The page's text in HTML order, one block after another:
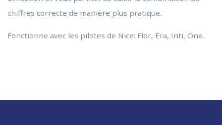
chiffres correcte de manière plus pratique.
Fonctionne avec les pilotes de Nice: Flor, Era, Inti, One.